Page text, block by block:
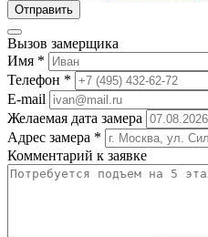
Вызов замерщика
Имя *
Телефон *
E-mail
Желаемая дата замера
Адрес замера *
Комментарий к заявке